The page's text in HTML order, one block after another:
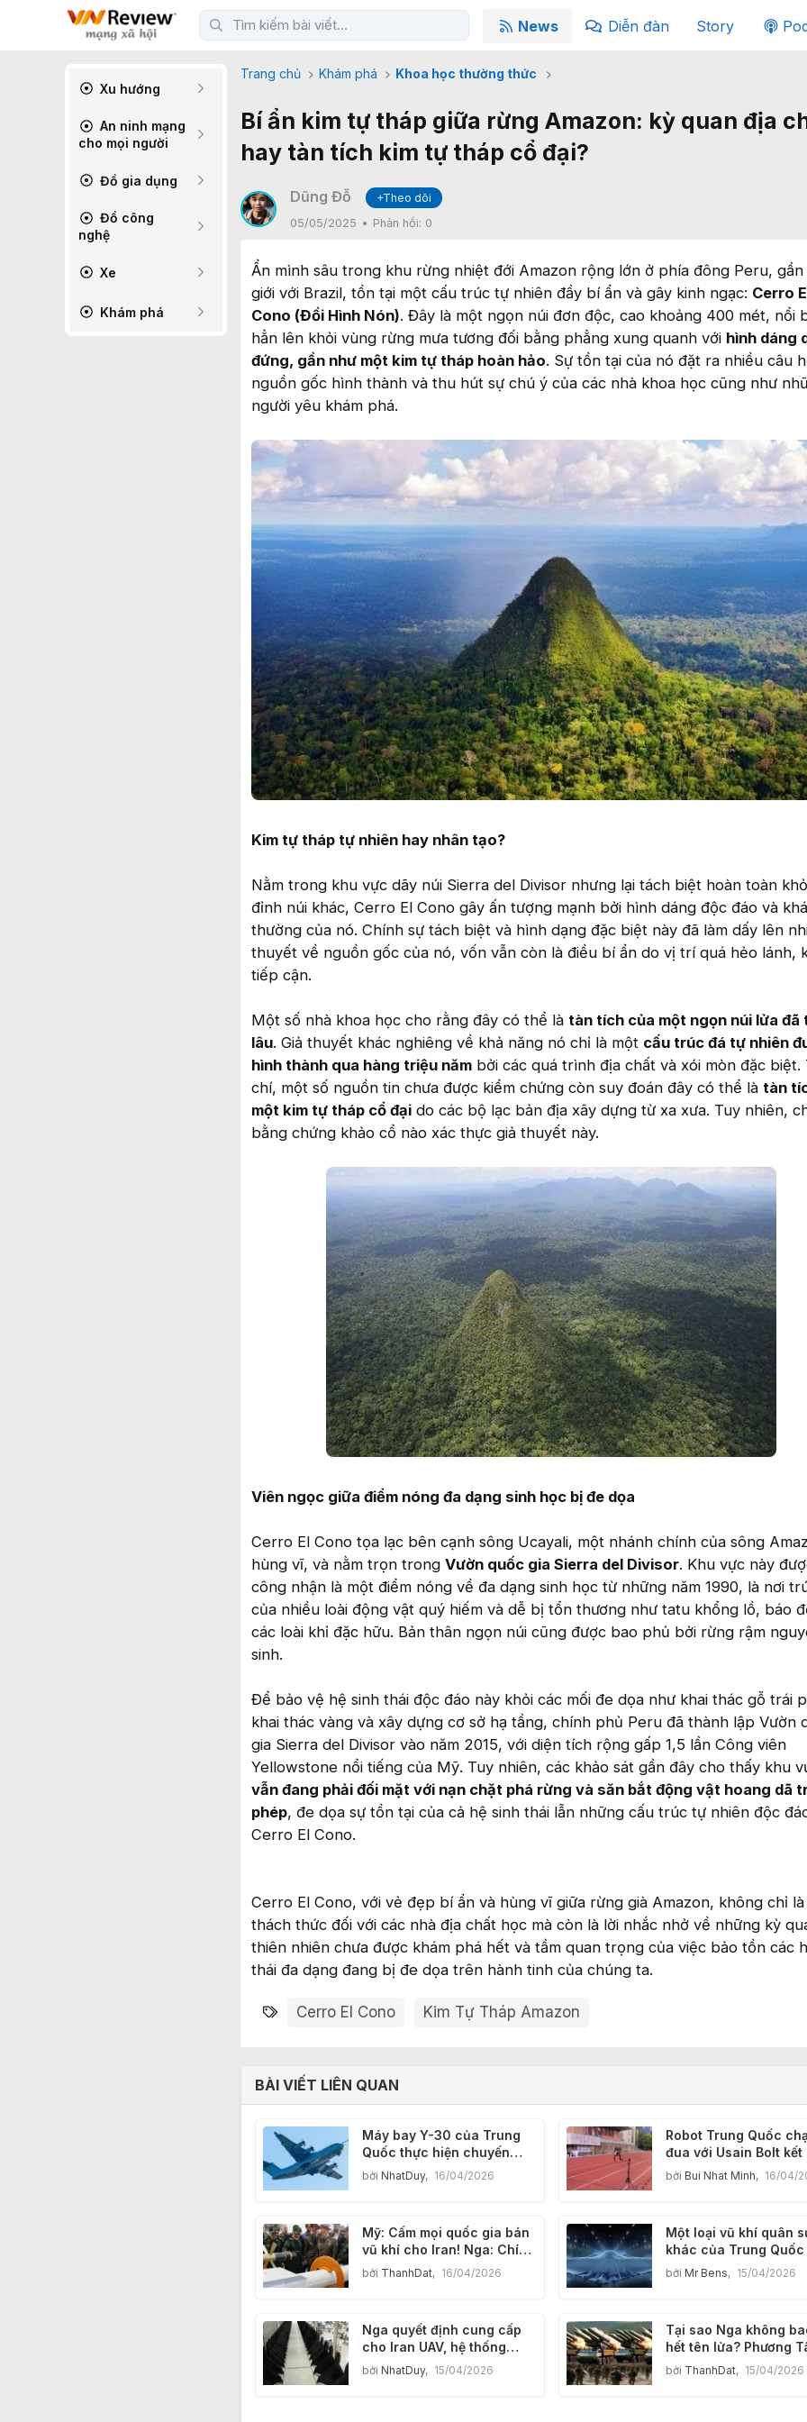
News Diễn đàn Story
Xu hướng
An ninh mạng
cho mọi người
Đồ gia dụng
Đồ công
nghệ
Xe
Khám phá
Trang chủ Khám phá Khoa học thường thức
Bí ẩn kim tự tháp giữa rừng Amazon: kỳ quan địa
hay tàn tích kim tự tháp cổ đại?
Dũng Đỗ
+Theo dõi
05/05/2025
Phản hồi: 0
Ẩn mình sâu trong khu rừng nhiệt đới Amazon rộng lớn ở phía đông Peru,
giới với Brazil, tồn tại một cấu trúc tự nhiên đầy bí ẩn và gây kinh ngạc: Cerro
Cono (Đồi Hình Nón). Đây là một ngọn núi đơn độc, cao khoảng 400 mét, nổi
hẳn lên khỏi vùng rừng mưa tương đối bằng phẳng xung quanh với hình dáng
đứng, gần như một kim tự tháp hoàn hảo. Sự tồn tại của nó đặt ra nhiều câu
nguồn gốc hình thành và thu hút sự chú ý của các nhà khoa học cũng như
người yêu khám phá.
Kim tự tháp tự nhiên hay nhân tạo?
Nằm trong khu vực dãy núi Sierra del Divisor nhưng lại tách biệt hoàn toàn
đỉnh núi khác, Cerro El Cono gây ấn tượng mạnh bởi hình dáng độc đáo và
thường của nó. Chính sự tách biệt và hình dạng đặc biệt này đã làm dấy lên
thuyết về nguồn gốc của nó, vốn vẫn còn là điều bí ẩn do vị trí quá hẻo lánh,
tiếp cận.
Một số nhà khoa học cho rằng đây có thể là tàn tích của một ngọn núi lửa
lâu. Giả thuyết khác nghiêng về khả năng nó chỉ là một cấu trúc đá tự nhiên
hình thành qua hàng triệu năm bởi các quá trình địa chất và xói mòn đặc biệt.
chí, một số nguồn tin chưa được kiểm chứng còn suy đoán đây có thể là tàn
một kim tự tháp cổ đại do các bộ lạc bản địa xây dựng từ xa xưa. Tuy nhiên,
bằng chứng khảo cổ nào xác thực giả thuyết này.
Viên ngọc giữa điểm nóng đa dạng sinh học bị đe dọa
Cerro El Cono tọa lạc bên cạnh sông Ucayali, một nhánh chính của sông
hùng vĩ, và nằm trọn trong Vườn quốc gia Sierra del Divisor. Khu vực này
công nhận là một điểm nóng về đa dạng sinh học từ những năm 1990, là nơi
của nhiều loài động vật quý hiếm và dễ bị tổn thương như tatu khổng lồ, báo
các loài khỉ đặc hữu. Bản thân ngọn núi cũng được bao phủ bởi rừng rậm
sinh.
Để bảo vệ hệ sinh thái độc đáo này khỏi các mối đe dọa như khai thác gỗ trái
khai thác vàng và xây dựng cơ sở hạ tầng, chính phủ Peru đã thành lập Vườn
gia Sierra del Divisor vào năm 2015, với diện tích rộng gấp 1,5 lần Công viên
Yellowstone nổi tiếng của Mỹ. Tuy nhiên, các khảo sát gần đây cho thấy khu
vẫn đang phải đối mặt với nạn chặt phá rừng và săn bắt động vật hoang dã
phép, đe dọa sự tồn tại của cả hệ sinh thái lẫn những cấu trúc tự nhiên độc
Cerro El Cono.
Cerro El Cono, với vẻ đẹp bí ẩn và hùng vĩ giữa rừng già Amazon, không chỉ
thách thức đối với các nhà địa chất học mà còn là lời nhắc nhở về những kỳ
thiên nhiên chưa được khám phá hết và tầm quan trọng của việc bảo tồn các
thái đa dạng đang bị đe dọa trên hành tinh của chúng ta.
Từ khóa
Cerro El Cono Kim Tự Tháp Amazon
BÀI VIẾT LIÊN QUAN
Máy bay Y-30 của Trung
Quốc thực hiện chuyến
bay thử nghiệm đầu tiên,
vượt trội hơn C-130J, và
bởi NhatDuy, 16/04/2026
Robot Trung Quốc
đua với Usain Bolt kết
sẽ ra sao?
bởi Bui Nhat Minh, 16/04/
Mỹ: Cấm mọi quốc gia bán
vũ khí cho Iran! Nga: Chính
thức tuyên bố thỏa thuận
bán vũ khí lớn cho Iran.
bởi ThanhDat, 16/04/2026
Một loại vũ khí quân
khác của Trung Quốc
được hé lộ! Sức mạnh
trội so với máy bay B-
bởi Mr Bens, 15/04/2026
Nga quyết định cung cấp
cho Iran UAV, hệ thống
phòng không và máy bay
chiến đấu Su-35, bất chấp
bởi NhatDuy, 15/04/2026
Tại sao Nga không
hết tên lửa? Phương
khám phá ra bí mật và
muốn sử dụng nó để
bởi ThanhDat, 15/04/2026